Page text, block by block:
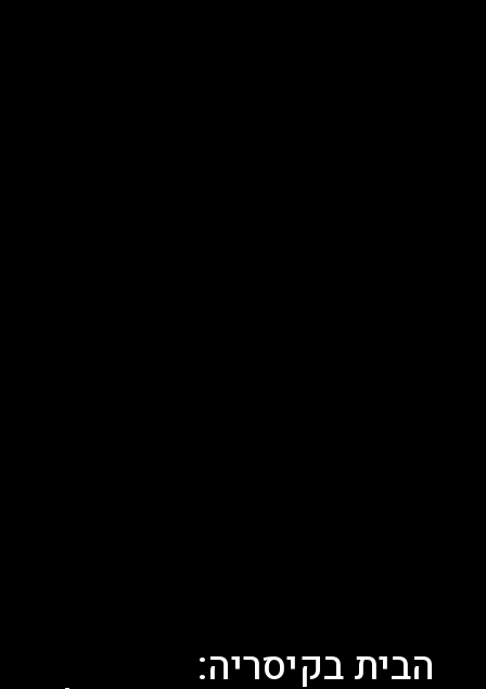
הבית בקיסריה: